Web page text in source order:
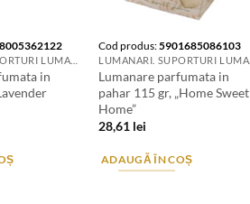
in
Cod produs:5901685086103
Lumanare parfumata in
pahar 115 gr, „Home Sweet
Home”
28,61 lei
ADAUGĂ ÎN COȘ